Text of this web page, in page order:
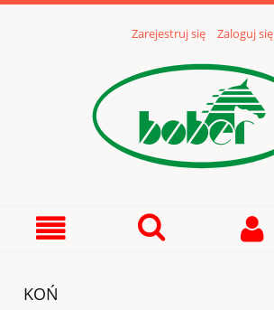
Zarejestruj się Zaloguj się
KOŃ